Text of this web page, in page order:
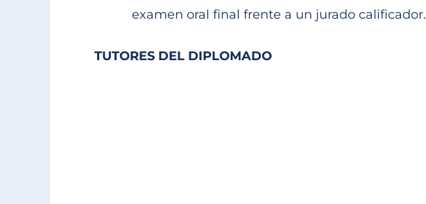
examen oral final frente a un jurado calificador.
TUTORES DEL DIPLOMADO